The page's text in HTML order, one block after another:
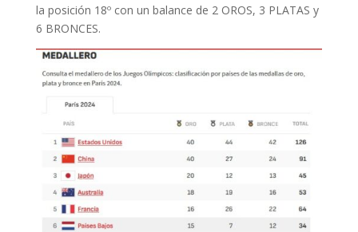
la posición 18º con un balance de 2 OROS, 3 PLATAS y
6 BRONCES.